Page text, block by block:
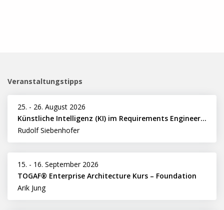
Veranstaltungstipps
25. - 26. August 2026
Künstliche Intelligenz (KI) im Requirements Engineering erfolgreich einsetzen
Rudolf Siebenhofer
15. - 16. September 2026
TOGAF® Enterprise Architecture Kurs – Foundation
Arik Jung